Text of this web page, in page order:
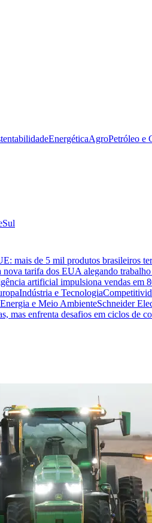
EnergéticaAgroPetróleo e
Sul
mais de 5 mil produtos brasileiros
nova tarifa dos EUA alegando
artificial impulsiona vendas em
Indústria e Tecnologia
Energia e Meio AmbienteSchneider
mas enfrenta desafios em ciclos de